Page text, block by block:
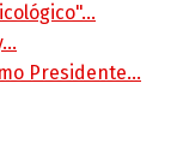
Presidente…